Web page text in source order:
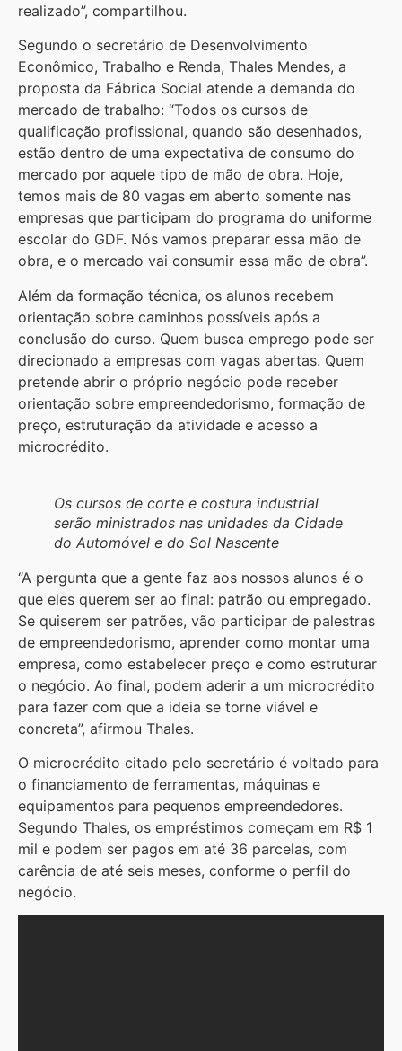
realizado”, compartilhou.
Segundo o secretário de Desenvolvimento
Econômico, Trabalho e Renda, Thales Mendes, a
proposta da Fábrica Social atende a demanda do
mercado de trabalho: “Todos os cursos de
qualificação profissional, quando são desenhados,
estão dentro de uma expectativa de consumo do
mercado por aquele tipo de mão de obra. Hoje,
temos mais de 80 vagas em aberto somente nas
empresas que participam do programa do uniforme
escolar do GDF. Nós vamos preparar essa mão de
obra, e o mercado vai consumir essa mão de obra”.
Além da formação técnica, os alunos recebem
orientação sobre caminhos possíveis após a
conclusão do curso. Quem busca emprego pode ser
direcionado a empresas com vagas abertas. Quem
pretende abrir o próprio negócio pode receber
orientação sobre empreendedorismo, formação de
preço, estruturação da atividade e acesso a
microcrédito.
Os cursos de corte e costura industrial
serão ministrados nas unidades da Cidade
do Automóvel e do Sol Nascente
“A pergunta que a gente faz aos nossos alunos é o
que eles querem ser ao final: patrão ou empregado.
Se quiserem ser patrões, vão participar de palestras
de empreendedorismo, aprender como montar uma
empresa, como estabelecer preço e como estruturar
o negócio. Ao final, podem aderir a um microcrédito
para fazer com que a ideia se torne viável e
concreta”, afirmou Thales.
O microcrédito citado pelo secretário é voltado para
o financiamento de ferramentas, máquinas e
equipamentos para pequenos empreendedores.
Segundo Thales, os empréstimos começam em R$ 1
mil e podem ser pagos em até 36 parcelas, com
carência de até seis meses, conforme o perfil do
negócio.